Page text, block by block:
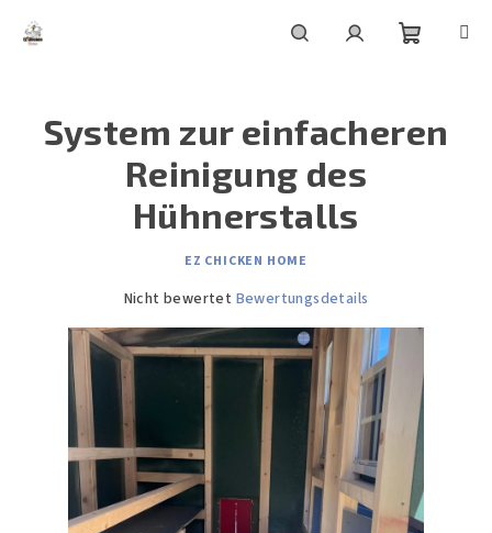
Inhalt
System zur einfacheren
Reinigung des
Hühnerstalls
EZ CHICKEN HOME
Die
Produktbewertung
ist
0,0
von
5
Sternen.
Nicht bewertet Bewertungsdetails